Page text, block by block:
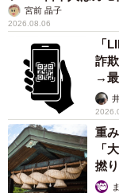
宮前 晶子
2026.08.06
「
詐
→
提
重
「
撚